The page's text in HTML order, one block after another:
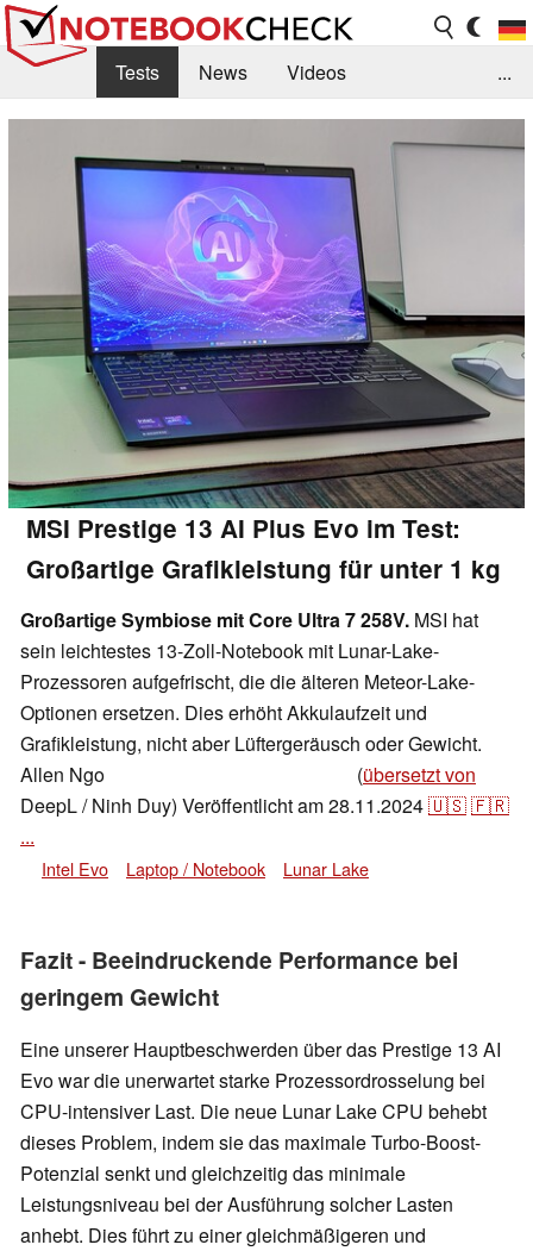
Tests News
Videos
Benchmarks & Tech
Externe Tests
Kaufberatung
Deals Suche
Jobs
...
MSI Prestige 13 AI Plus Evo im Test:
Großartige Grafikleistung für unter 1 kg
Großartige Symbiose mit Core Ultra 7 258V. MSI hat
sein leichtestes 13-Zoll-Notebook mit Lunar-Lake-
Prozessoren aufgefrischt, die die älteren Meteor-Lake-
Optionen ersetzen. Dies erhöht Akkulaufzeit und
Grafikleistung, nicht aber Lüftergeräusch oder Gewicht.
Allen Ngo
(übersetzt von
DeepL / Ninh Duy) Veröffentlicht am28.11.2024🇺🇸🇫🇷
...
Intel Evo Laptop / Notebook Lunar Lake
Fazit - Beeindruckende Performance bei
geringem Gewicht
Eine unserer Hauptbeschwerden über das Prestige 13 AI
Evo war die unerwartet starke Prozessordrosselung bei
CPU-intensiver Last. Die neue Lunar Lake CPU behebt
dieses Problem, indem sie das maximale Turbo-Boost-
Potenzial senkt und gleichzeitig das minimale
Leistungsniveau bei der Ausführung solcher Lasten
anhebt. Dies führt zu einer gleichmäßigeren und